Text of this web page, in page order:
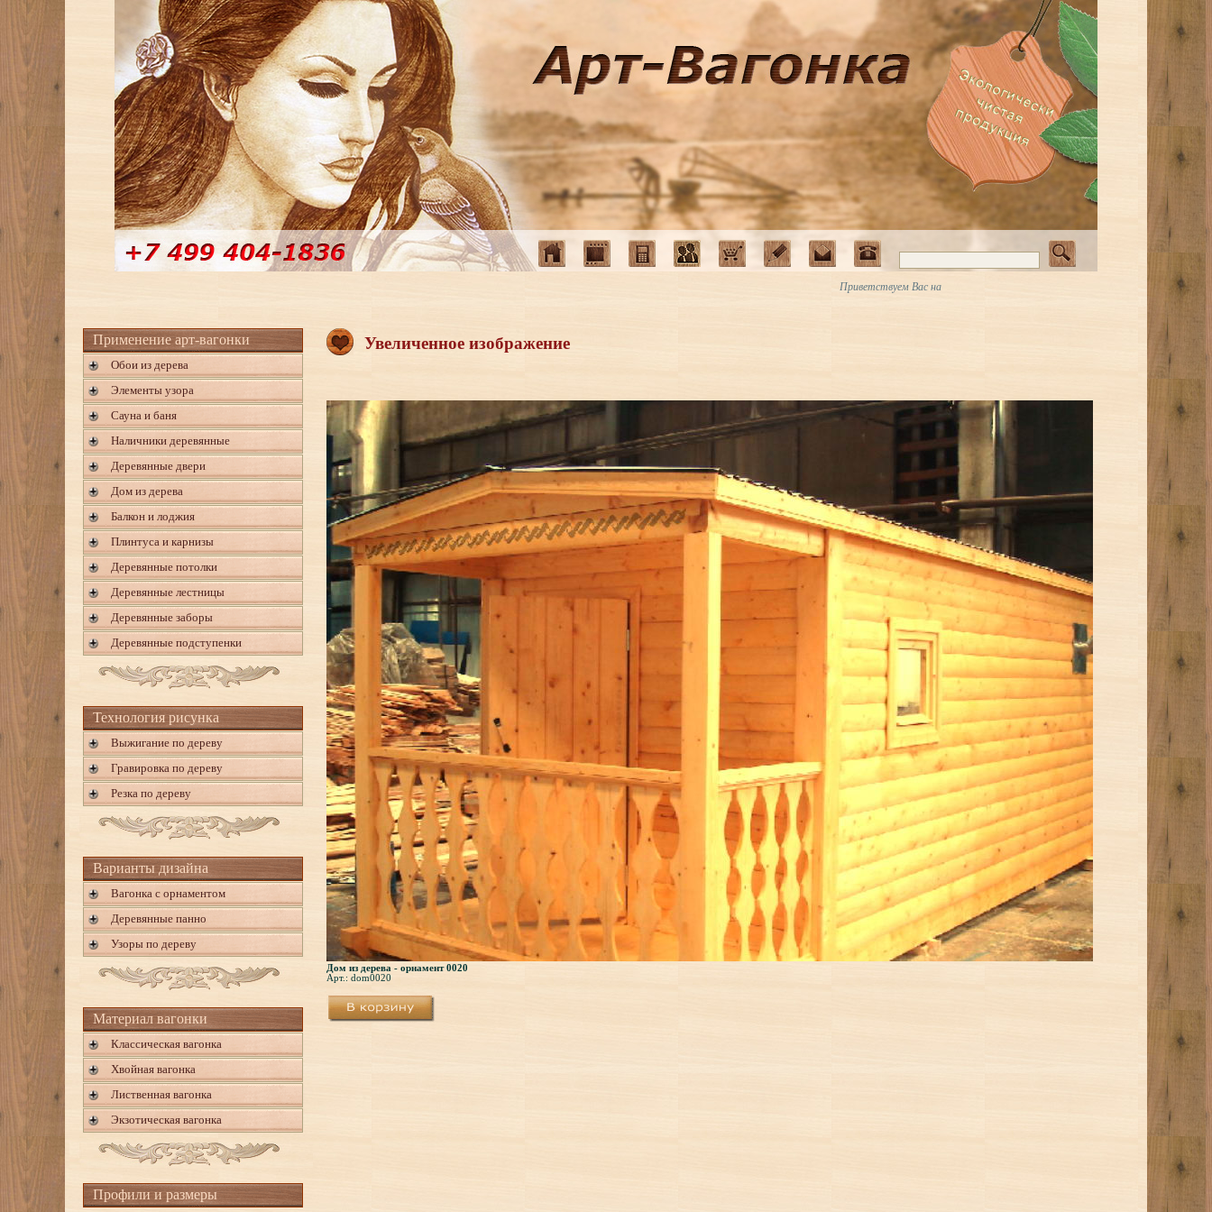
Приветствуем Вас на сайте Art-Vagonka.ru. Увеличенное изображение •
Применение арт-вагонки
Обои из дерева
Элементы узора
Сауна и баня
Наличники деревянные
Деревянные двери
Дом из дерева
Балкон и лоджия
Плинтуса и карнизы
Деревянные потолки
Деревянные лестницы
Деревянные заборы
Деревянные подступенки
Технология рисунка
Выжигание по дереву
Гравировка по дереву
Резка по дереву
Варианты дизайна
Вагонка с орнаментом
Деревянные панно
Узоры по дереву
Материал вагонки
Классическая вагонка
Хвойная вагонка
Лиственная вагонка
Экзотическая вагонка
Профили и размеры
Увеличенное изображение
Дом из дерева - орнамент 0020
Арт.: dom0020